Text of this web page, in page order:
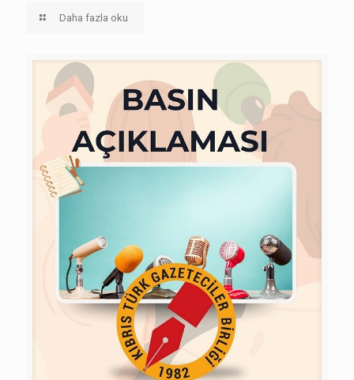
Daha fazla oku